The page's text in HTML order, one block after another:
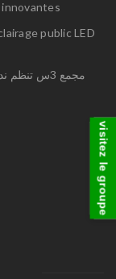
innovantes
public LED
مجمع 3س
visitez le groupe